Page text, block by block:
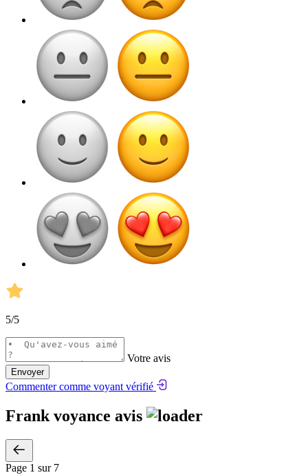
5/5
Votre avis
Envoyer
Commenter comme voyant vérifié
Frank voyance avis
Page 1 sur 7